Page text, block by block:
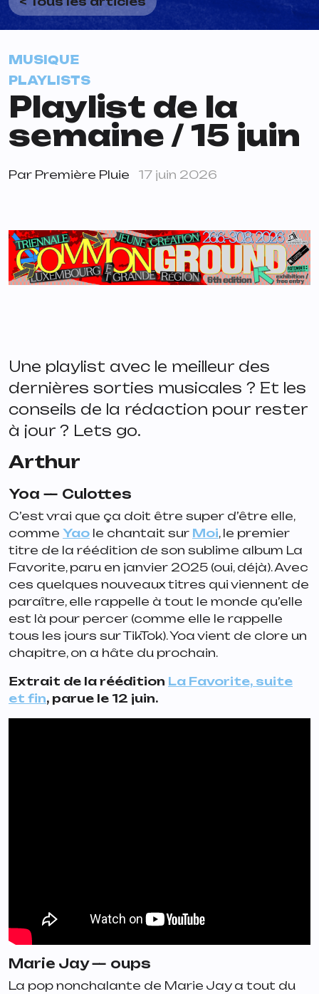
MUSIQUE
PLAYLISTS
Playlist de la
semaine / 15 juin
Par Première Pluie 17 juin 2026
Une playlist avec le meilleur des
dernières sorties musicales ? Et les
conseils de la rédaction pour rester
à jour ? Lets go.
Arthur
Yoa — Culottes
C’est vrai que ça doit être super d’être elle,
comme Yao le chantait sur Moi, le premier
titre de la réédition de son sublime album La
Favorite, paru en janvier 2025 (oui, déjà). Avec
ces quelques nouveaux titres qui viennent de
paraître, elle rappelle à tout le monde qu’elle
est là pour percer (comme elle le rappelle
tous les jours sur TikTok). Yoa vient de clore un
chapitre, on a hâte du prochain.
Extrait de la réédition La Favorite, suite
et fin, parue le 12 juin.
Marie Jay — oups
La pop nonchalante de Marie Jay a tout du